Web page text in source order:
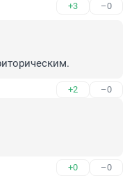
+3 –0
+2 –0
+0 –0